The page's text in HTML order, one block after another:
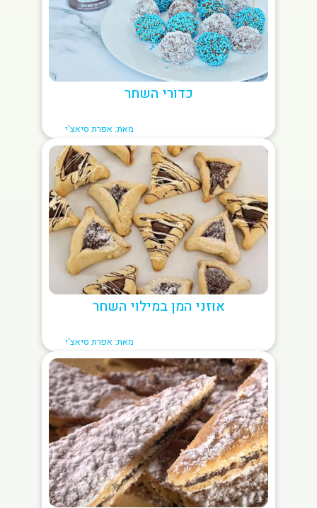
כדורי השחר
מאת: אפרת סיאצ'י
אוזני המן במילוי השחר
מאת: אפרת סיאצ'י